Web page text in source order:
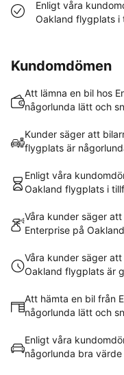
Enligt våra
Oakland flygplats i
Kundomdömen
Att lämna en bil hos
någorlunda lätt och
Kunder säger att
flygplats är
Enligt våra
Oakland flygplats i
Våra kunder säger
Enterprise på
Våra kunder säger
Oakland flygplats är
Att hämta en bil från
någorlunda lätt och
Enligt våra
någorlunda bra